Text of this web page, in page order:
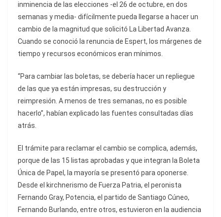
inminencia de las elecciones -el 26 de octubre, en dos
semanas y media- difícilmente pueda llegarse a hacer un
cambio de la magnitud que solicitó La Libertad Avanza.
Cuando se conoció la renuncia de Espert, los márgenes de
tiempo y recursos económicos eran mínimos.
“Para cambiar las boletas, se debería hacer un repliegue
de las que ya están impresas, su destrucción y
reimpresión. A menos de tres semanas, no es posible
hacerlo”, habían explicado las fuentes consultadas días
atrás.
El trámite para reclamar el cambio se complica, además,
porque de las 15 listas aprobadas y que integran la Boleta
Única de Papel, la mayoría se presentó para oponerse.
Desde el kirchnerismo de Fuerza Patria, el peronista
Fernando Gray, Potencia, el partido de Santiago Cúneo,
Fernando Burlando, entre otros, estuvieron en la audiencia